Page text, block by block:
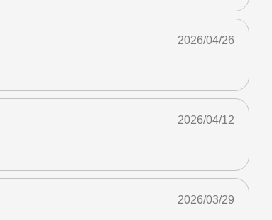
2026/04/26
2026/04/12
2026/03/29